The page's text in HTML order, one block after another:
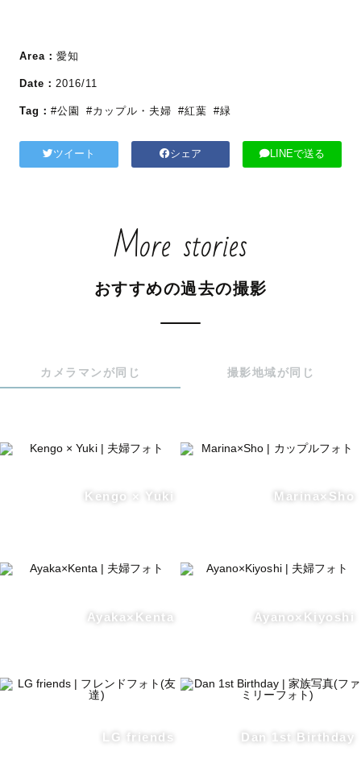
Area： 愛知
Date： 2016/11
Tag： #公園 #カップル・夫婦 #紅葉 #緑
ツイート シェア LINEで送る
More stories
おすすめの過去の撮影
カメラマンが同じ 撮影地域が同じ
Kengo × Yuki Marina×Sho
Ayaka×Kenta Ayano×Kiyoshi
LG friends Dan 1st Birthday